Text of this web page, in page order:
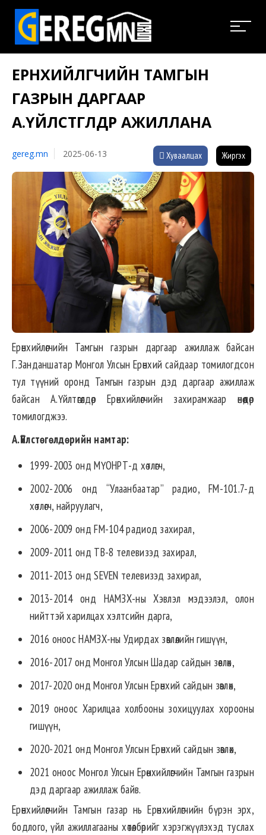
ЕРӨНХИЙЛӨГЧИЙН ТАМГЫН
ГАЗРЫН ДАРГААР
А.ҮЙЛСТӨГӨЛДӨР АЖИЛЛАНА
gereg.mn 2025-06-13 Хуваалцах Жиргэх
Ерөнхийлөгчийн Тамгын газрын даргаар ажиллаж байсан
Г.Занданшатар Монгол Улсын Ерөнхий сайдаар томилогдсон
тул түүний оронд Тамгын газрын дэд даргаар ажиллаж
байсан А.Үйлтөгөлдөр Ерөнхийлөгчийн захирамжаар өнөөдөр
томилогджээ.
А.Үйлстөгөлдөрийн намтар:
1999-2003 онд МҮОНРТ-д хөтлөгч,
2002-2006 онд “Улаанбаатар” радио, FM-101.7-д
хөтлөгч, найруулагч,
2006-2009 онд FM-104 радиод захирал,
2009-2011 онд ТВ-8 телевизэд захирал,
2011-2013 онд SEVEN телевизэд захирал,
2013-2014 онд НАМЗХ-ны Хэвлэл мэдээлэл, олон
нийттэй харилцах хэлтсийн дарга,
2016 оноос НАМЗХ-ны Удирдах зөвлөлийн гишүүн,
2016-2017 онд Монгол Улсын Шадар сайдын зөвлөх,
2017-2020 онд Монгол Улсын Ерөнхий сайдын зөвлөх,
2019 оноос Харилцаа холбооны зохицуулах хорооны
гишүүн,
2020-2021 онд Монгол Улсын Ерөнхий сайдын зөвлөх,
2021 оноос Монгол Улсын Ерөнхийлөгчийн Тамгын газрын
дэд даргаар ажиллаж байв.
Ерөнхийлөгчийн Тамгын газар нь Ерөнхийлөгчийн бүрэн эрх,
бодлого, үйл ажиллагааны хөтөлбөрийг хэрэгжүүлэхэд туслах